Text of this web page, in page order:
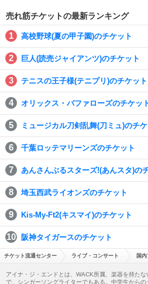
売れ筋チケットの最新ランキング
高校野球(夏の甲子園)のチケット
巨人(読売ジャイアンツ)のチケット
テニスの王子様(テニプリ)のチケット
オリックス・バファローズのチケッ
ミュージカル刀剣乱舞(刀ミュ)のチ
千葉ロッテマリーンズのチケット
あんさんぶるスターズ!(あんスタ)の
埼玉西武ライオンズのチケット
Kis-My-Ft2(キスマイ)のチケット
阪神タイガースのチケット
チケット流通センター ライブ・コンサート 国内
アイナ・ジ・エンドとは、WACK所属、楽器を持たな
で、シンガーソングライターでもある。中学生からの